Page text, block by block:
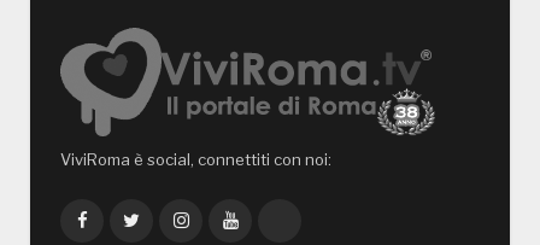
ViviRoma è social, connettiti con noi:
FacebookTwitterInstagramYouTube